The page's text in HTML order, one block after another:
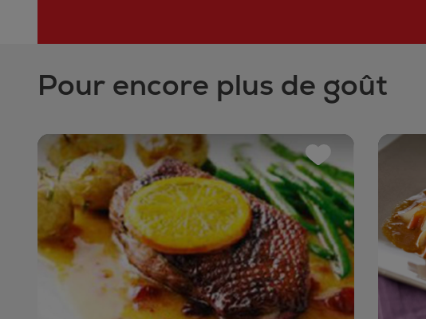
Pour encore plus de goût